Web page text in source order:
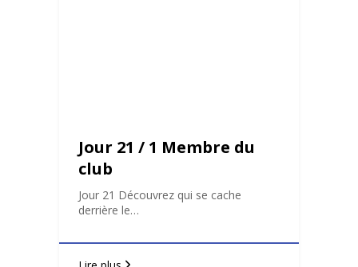
Jour 21 / 1 Membre du
club
Jour 21 Découvrez qui se cache
derrière le…